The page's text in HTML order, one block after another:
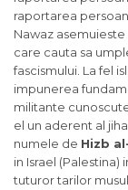
raportarea
Nawaz
care cauta sa
fascismului. La fel
impunerea
militante
el un aderent al
numele de Hizb
in Israel (Palestina)
tuturor tarilor